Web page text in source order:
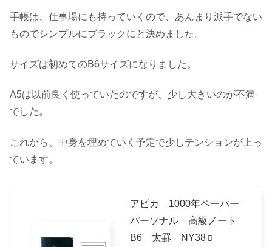
手帳は、仕事場にも持っていくので、あんまり派手でない
ものでシンプルにブラックにと決めました。
サイズは初めてのB6サイズになりました。
A5は以前良く使っていたのですが、少し大きいのが不満
でした。
これから、中身を埋めていく予定で少しテンションが上っ
ています。
アピカ 1000年ペーパー
パーソナル 高級ノート
B6 太罫 NY38